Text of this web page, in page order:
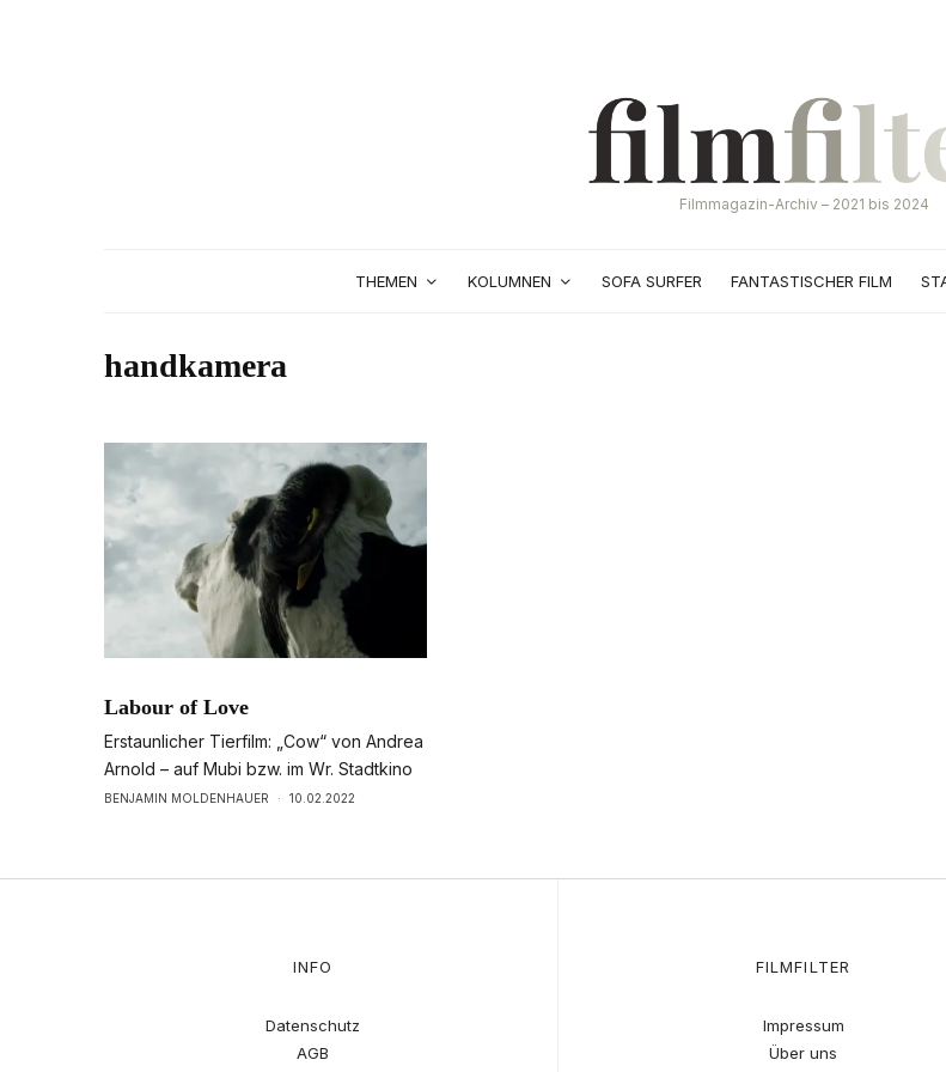
Filmmagazin-Archiv – 2021 bis 2024
THEMEN KOLUMNEN SOFA SURFER FANTASTISCHER FILM
handkamera
Labour of Love
Erstaunlicher Tierfilm: „Cow“ von Andrea
Arnold – auf Mubi bzw. im Wr. Stadtkino
BENJAMIN MOLDENHAUER · 10.02.2022
INFO
Datenschutz
AGB
FILMFILTER
Impressum
Über uns